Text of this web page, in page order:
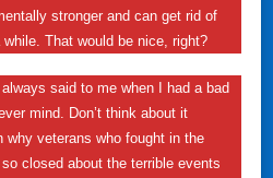
stronger and can get rid of
That would be nice, right?
said to me when I had a bad
mind. Don’t think about it
why veterans who fought in the
closed about the terrible events